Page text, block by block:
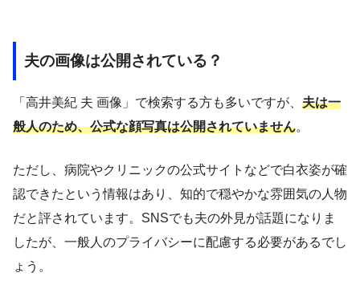
夫の画像は公開されている？
「高井美紀 夫 画像」で検索する方も多いですが、 夫は一
般人のため、公式な顔写真は公開されていません。
ただし、病院やクリニックの公式サイトなどで白衣姿が確
認できたという情報はあり、知的で穏やかな雰囲気の人物
だと評されています。SNSでも夫の外見が話題になりま
したが、一般人のプライバシーに配慮する必要があるでし
ょう。